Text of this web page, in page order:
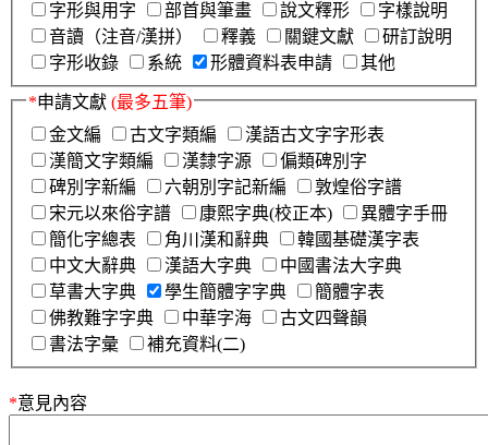
字形與用字
部首與筆畫 說文釋形
字樣說明
音讀（注音/漢拼）
釋義 關鍵文獻
研訂說明
字形收錄
系統 形體資料表申請 其他
*申請文獻 (最多五筆)
金文編
古文字類編
漢語古文字字形表
漢簡文字類編
漢隸字源
偏類碑別字
碑別字新編
六朝別字記新編
敦煌俗字譜
宋元以來俗字譜
康熙字典(校正本)
異體字手冊
簡化字總表
角川漢和辭典
韓國基礎漢字表
中文大辭典
漢語大字典
中國書法大字典
草書大字典
學生簡體字字典
簡體字表
佛教難字字典
中華字海
古文四聲韻
書法字彙
補充資料(二)
*意見內容